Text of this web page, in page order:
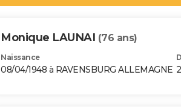
Monique LAUNAI (76 ans)
Naissance
08/04/1948 à RAVENSBURG ALLEMAGNE